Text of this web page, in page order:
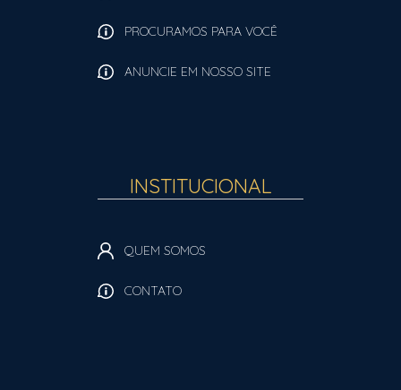
PROCURAMOS PARA VOCÊ
ANUNCIE EM NOSSO SITE
INSTITUCIONAL
QUEM SOMOS
CONTATO